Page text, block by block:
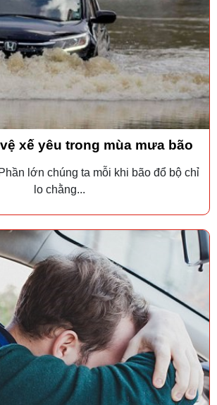
xế yêu trong mùa mưa bão
lớn chúng ta mỗi khi bão đổ bộ chỉ
lo chằng...